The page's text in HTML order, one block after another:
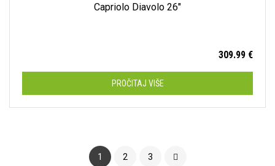
Capriolo Diavolo 26″
309.99 €
PROČITAJ VIŠE
1 2 3